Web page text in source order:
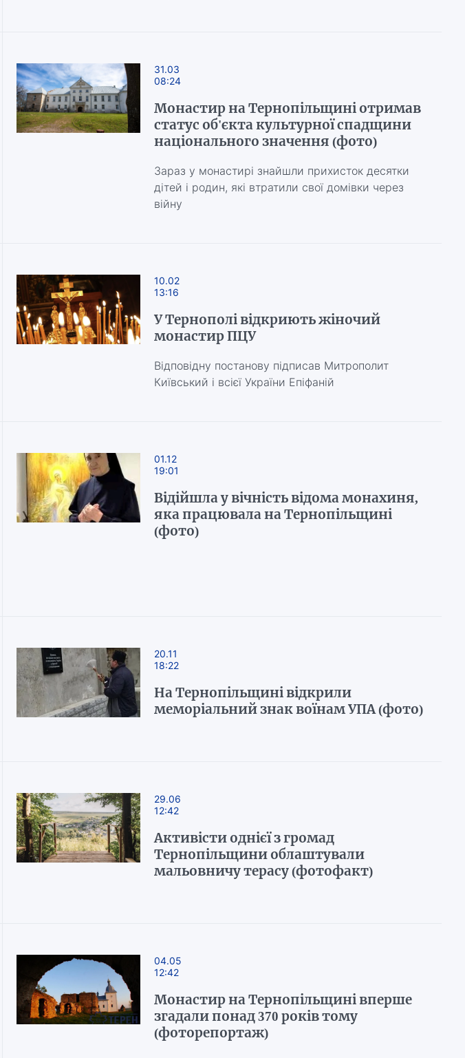
31.03
08:24
Монастир на Тернопільщині отримав
статус об'єкта культурної спадщини
національного значення (фото)
Зараз у монастирі знайшли прихисток десятки
дітей і родин, які втратили свої домівки через
війну
10.02
13:16
У Тернополі відкриють жіночий
монастир ПЦУ
Відповідну постанову підписав Митрополит
Київський і всієї України Епіфаній
01.12
19:01
Відійшла у вічність відома монахиня,
яка працювала на Тернопільщині
(фото)
20.11
18:22
На Тернопільщині відкрили
меморіальний знак воїнам УПА (фото)
29.06
12:42
Активісти однієї з громад
Тернопільщини облаштували
мальовничу терасу (фотофакт)
04.05
12:42
Монастир на Тернопільщині вперше
згадали понад 370 років тому
(фоторепортаж)